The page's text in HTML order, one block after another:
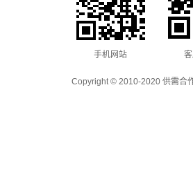
手机网站
Copyright © 2010-2020 供需合